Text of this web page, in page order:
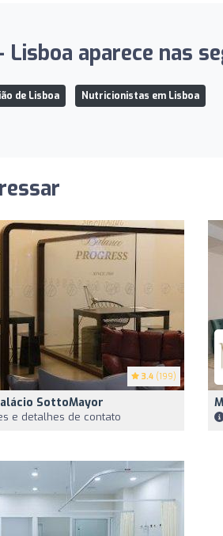
aparece nas
de Lisboa Nutricionistas em Lisboa
3.4 (199)
SottoMayor
e detalhes de contato